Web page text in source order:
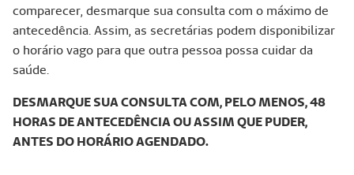
comparecer, desmarque sua consulta com o máximo de
antecedência. Assim, as secretárias podem disponibilizar
o horário vago para que outra pessoa possa cuidar da
saúde.
DESMARQUE SUA CONSULTA COM, PELO MENOS, 48
HORAS DE ANTECEDÊNCIA OU ASSIM QUE PUDER,
ANTES DO HORÁRIO AGENDADO.